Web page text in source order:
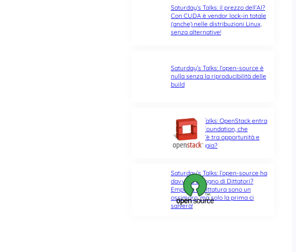
Saturday’s Talks: il prezzo dell’AI?
Con CUDA è vendor lock-in totale
(anche) nelle distribuzioni Linux,
senza alternative!
Saturday’s Talks: l’open-source è
nulla senza la riproducibilità delle
build
Saturday’s Talks: OpenStack entra
nella Linux Foundation, che
differenza c’è tra opportunità e
ultima spiaggia?
Saturday’s Talks: l’open-source ha
davvero bisogno di Dittatori?
Empatia e Dittatura sono un
ossimoro, ma solo la prima ci
salverà!